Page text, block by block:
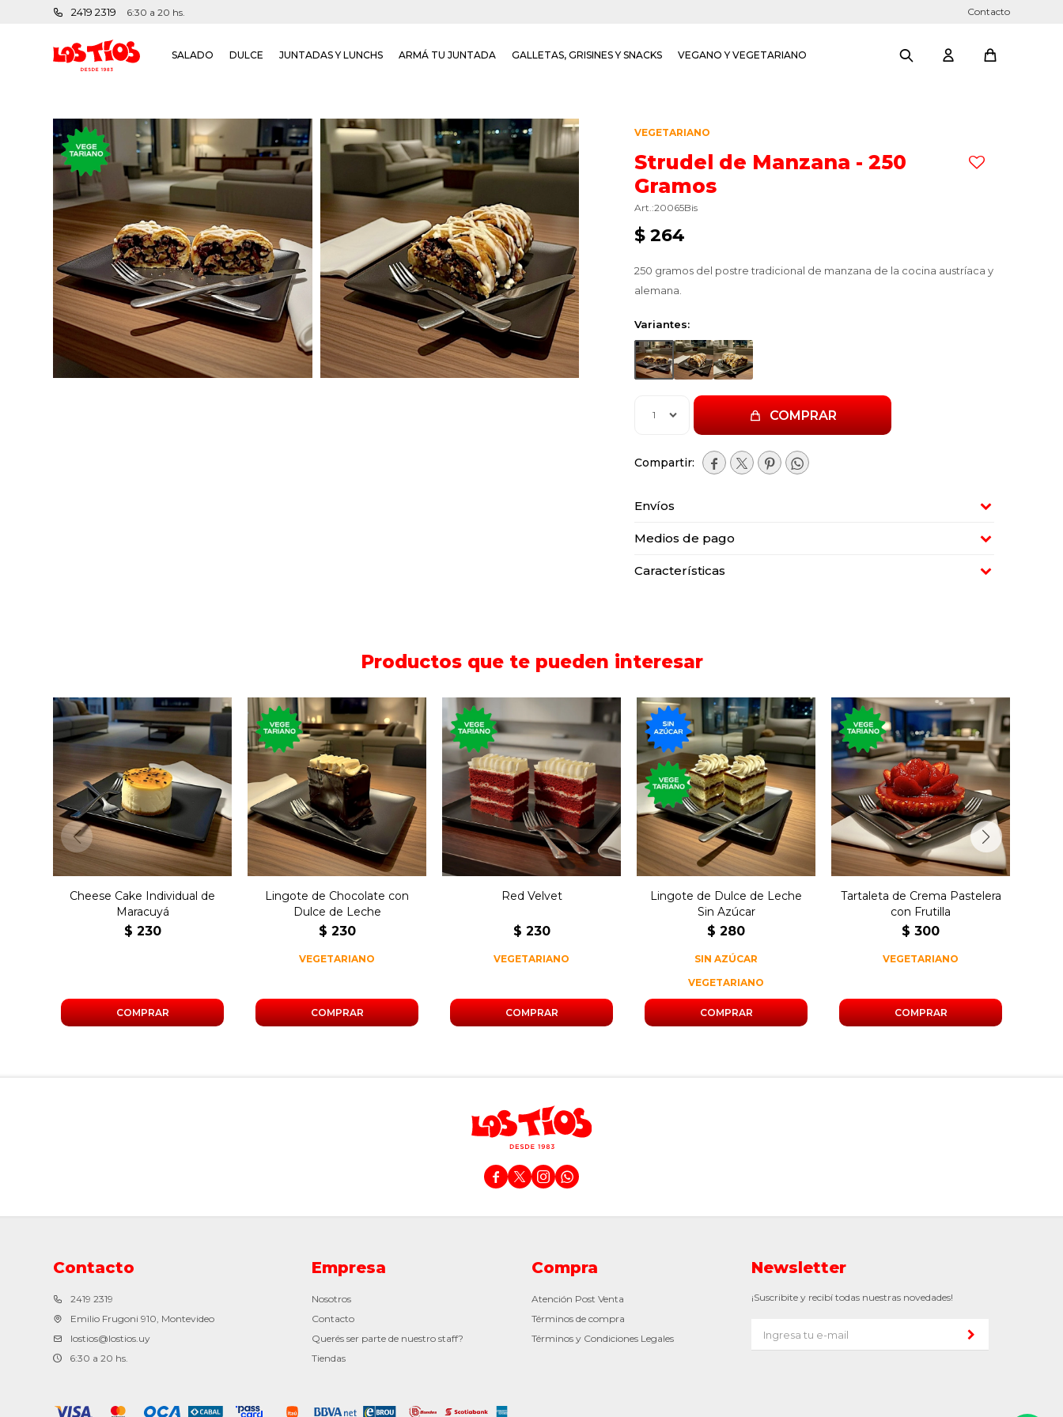
SALADO DULCE JUNTADAS Y LUNCHS ARMÁ TU JUNTADA GALLETAS, GRISINES Y SNACKS VEGANO Y VEGETARIANO
2419 2319 6:30 a 20 hs. Contacto
VEGETARIANO
Strudel de Manzana - 250
Gramos
20065Bis
$ 264
250 gramos del postre tradicional de manzana de la cocina austríaca y
alemana.
Variantes:
1 COMPRAR
   
Envíos
Medios de pago
Características
Productos que te pueden interesar
Cheese cake individual de
maracuyá, chantilly y
merengue.
Cheese Cake Individual de
Maracuyá
$ 230
Postre con chocolate,
dulce de leche y crema de
avellanas.
Lingote de Chocolate con
Dulce de Leche
$ 230
VEGETARIANO
Clásico postre
neoyorquino con
bizcochuelo rojo y frosting
de queso.
Red Velvet
$ 230
VEGETARIANO
Postre de bizcochuelo
con dulce de leche sin
azúcar.
Lingote de Dulce de Leche
Sin Azúcar
$ 280
SIN AZÚCAR
VEGETARIANO
Tartaleta con crema
pastelera y frutilla bañada
en jalea roja.
Tartaleta de Crema Pastelera
con Frutilla
$ 300
VEGETARIANO
   
Contacto
2419 2319
Emilio Frugoni 910, Montevideo
lostios@lostios.uy
6:30 a 20 hs.
Empresa
Nosotros
Contacto
Querés ser parte de nuestro staff?
Tiendas
Compra
Atención Post Venta
Términos de compra
Términos y Condiciones Legales
Newsletter
¡Suscribite y recibí todas nuestras novedades!